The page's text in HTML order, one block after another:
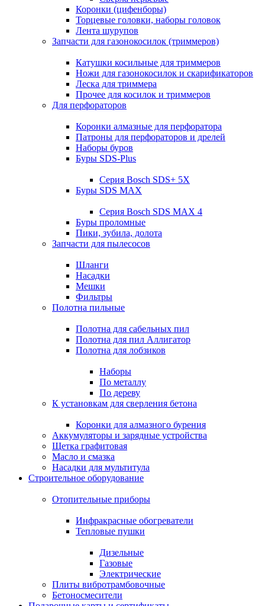
Коронки (цифенборы)
Торцевые головки, наборы головок
Лента шурупов
Запчасти для газонокосилок (триммеров)
Катушки косильные для триммеров
Ножи для газонокосилок и скарификаторов
Леска для триммера
Прочее для косилок и триммеров
Для перфораторов
Коронки алмазные для перфоратора
Патроны для перфораторов и дрелей
Наборы буров
Буры SDS-Plus
Серия Bosch SDS+ 5X
Буры SDS MAX
Серия Bosch SDS MAX 4
Буры проломные
Пики, зубила, долота
Запчасти для пылесосов
Шланги
Насадки
Мешки
Фильтры
Полотна пильные
Полотна для сабельных пил
Полотна для пил Аллигатор
Полотна для лобзиков
Наборы
По металлу
По дереву
К установкам для сверления бетона
Коронки для алмазного бурения
Аккумуляторы и зарядные устройства
Щетка графитовая
Масло и смазка
Насадки для мультитула
Строительное оборудование
Отопительные приборы
Инфракрасные обогреватели
Тепловые пушки
Дизельные
Газовые
Электрические
Плиты вибротрамбовочные
Бетоносмесители